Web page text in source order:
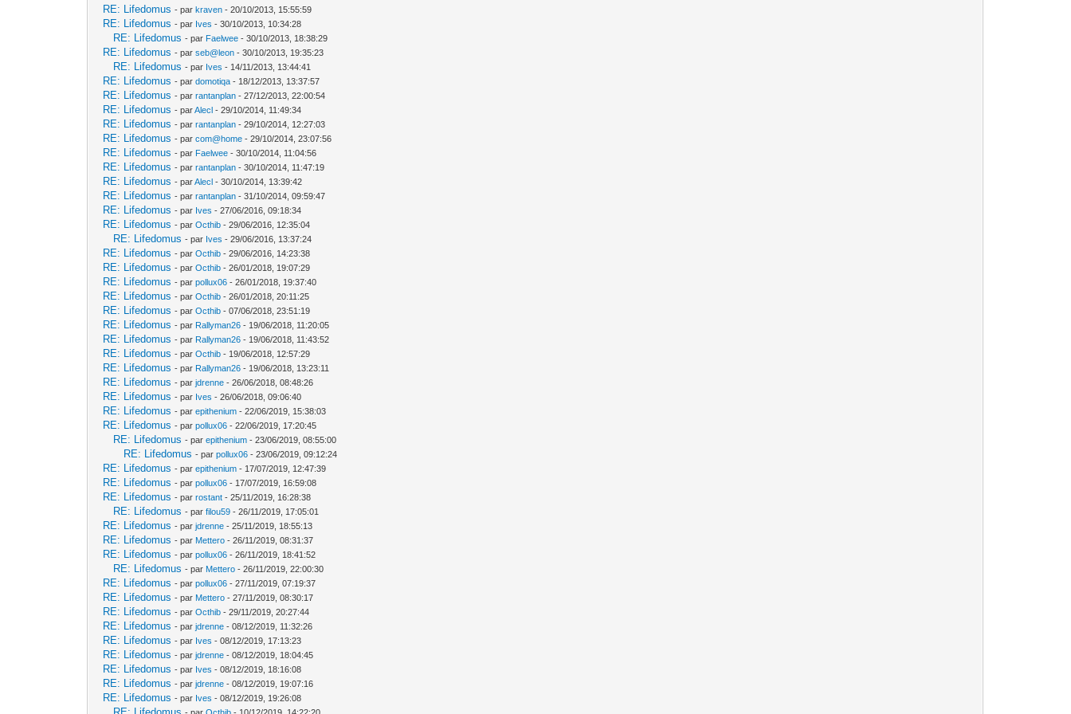
RE: Lifedomus - parkraven - 20/10/2013, 15:55:59
RE: Lifedomus - par Ives - 30/10/2013, 10:34:28
RE: Lifedomus - par Faelwee - 30/10/2013, 18:38:29
RE: Lifedomus - parseb@leon - 30/10/2013, 19:35:23
RE: Lifedomus - par Ives - 14/11/2013, 13:44:41
RE: Lifedomus - pardomotiqa - 18/12/2013, 13:37:57
RE: Lifedomus - parrantanplan - 27/12/2013, 22:00:54
RE: Lifedomus - parAlecl - 29/10/2014, 11:49:34
RE: Lifedomus - parrantanplan - 29/10/2014, 12:27:03
RE: Lifedomus - parcom@home - 29/10/2014, 23:07:56
RE: Lifedomus - par Faelwee - 30/10/2014, 11:04:56
RE: Lifedomus - parrantanplan - 30/10/2014, 11:47:19
RE: Lifedomus - parAlecl - 30/10/2014, 13:39:42
RE: Lifedomus - parrantanplan - 31/10/2014, 09:59:47
RE: Lifedomus - par Ives - 27/06/2016, 09:18:34
RE: Lifedomus - parOcthib - 29/06/2016, 12:35:04
RE: Lifedomus - par Ives - 29/06/2016, 13:37:24
RE: Lifedomus - parOcthib - 29/06/2016, 14:23:38
RE: Lifedomus - parOcthib - 26/01/2018, 19:07:29
RE: Lifedomus - parpollux06 - 26/01/2018, 19:37:40
RE: Lifedomus - parOcthib - 26/01/2018, 20:11:25
RE: Lifedomus - parOcthib - 07/06/2018, 23:51:19
RE: Lifedomus - par Rallyman26 - 19/06/2018, 11:20:05
RE: Lifedomus - par Rallyman26 - 19/06/2018, 11:43:52
RE: Lifedomus - parOcthib - 19/06/2018, 12:57:29
RE: Lifedomus - par Rallyman26 - 19/06/2018, 13:23:11
RE: Lifedomus - parjdrenne - 26/06/2018, 08:48:26
RE: Lifedomus - par Ives - 26/06/2018, 09:06:40
RE: Lifedomus - parepithenium - 22/06/2019, 15:38:03
RE: Lifedomus - parpollux06 - 22/06/2019, 17:20:45
RE: Lifedomus - parepithenium - 23/06/2019, 08:55:00
RE: Lifedomus - parpollux06 - 23/06/2019, 09:12:24
RE: Lifedomus - parepithenium - 17/07/2019, 12:47:39
RE: Lifedomus - parpollux06 - 17/07/2019, 16:59:08
RE: Lifedomus - parrostant - 25/11/2019, 16:28:38
RE: Lifedomus - parfilou59 - 26/11/2019, 17:05:01
RE: Lifedomus - parjdrenne - 25/11/2019, 18:55:13
RE: Lifedomus - par Mettero - 26/11/2019, 08:31:37
RE: Lifedomus - parpollux06 - 26/11/2019, 18:41:52
RE: Lifedomus - par Mettero - 26/11/2019, 22:00:30
RE: Lifedomus - parpollux06 - 27/11/2019, 07:19:37
RE: Lifedomus - par Mettero - 27/11/2019, 08:30:17
RE: Lifedomus - parOcthib - 29/11/2019, 20:27:44
RE: Lifedomus - parjdrenne - 08/12/2019, 11:32:26
RE: Lifedomus - par Ives - 08/12/2019, 17:13:23
RE: Lifedomus - parjdrenne - 08/12/2019, 18:04:45
RE: Lifedomus - par Ives - 08/12/2019, 18:16:08
RE: Lifedomus - parjdrenne - 08/12/2019, 19:07:16
RE: Lifedomus - par Ives - 08/12/2019, 19:26:08